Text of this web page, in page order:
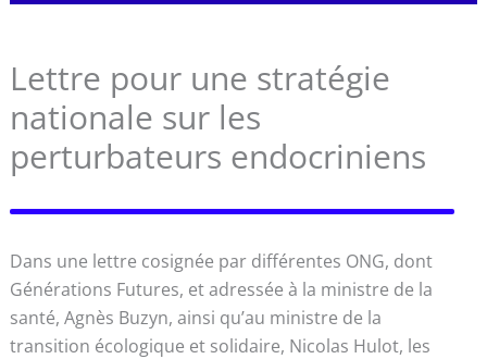
Lettre pour une stratégie
nationale sur les
perturbateurs endocriniens
Dans une lettre cosignée par différentes ONG, dont
Générations Futures, et adressée à la ministre de la
santé, Agnès Buzyn, ainsi qu’au ministre de la
transition écologique et solidaire, Nicolas Hulot, les